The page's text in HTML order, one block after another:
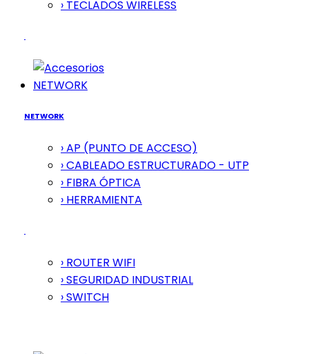
› TECLADOS WIRELESS
NETWORK
NETWORK
› AP (PUNTO DE ACCESO)
› CABLEADO ESTRUCTURADO - UTP
› FIBRA ÓPTICA
› HERRAMIENTA
› ROUTER WIFI
› SEGURIDAD INDUSTRIAL
› SWITCH